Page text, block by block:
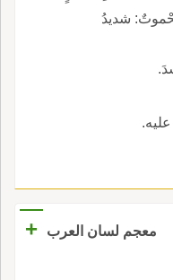
شديدُ
معجم لسان العرب +